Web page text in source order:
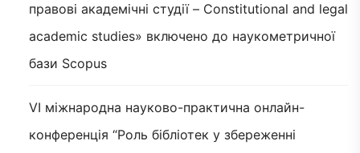
правові академічні студії – Constitutional and legal
academic studies» включено до наукометричної
бази Scopus
VI міжнародна науково-практична онлайн-
конференція “Роль бібліотек у збереженні